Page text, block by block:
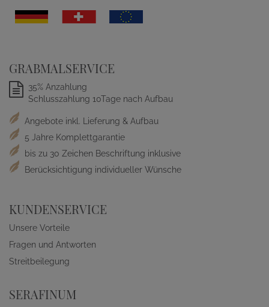
GRABMALSERVICE
35% Anzahlung
Schlusszahlung 10Tage nach Aufbau
Angebote inkl. Lieferung & Aufbau
5 Jahre Komplettgarantie
bis zu 30 Zeichen Beschriftung inklusive
Berücksichtigung individueller Wünsche
KUNDENSERVICE
Unsere Vorteile
Fragen und Antworten
Streitbeilegung
SERAFINUM